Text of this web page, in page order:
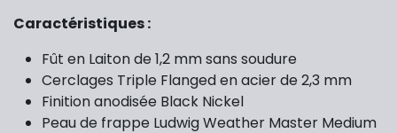
Caractéristiques :
Fût en Laiton de 1,2 mm sans soudure
Cerclages Triple Flanged en acier de 2,3 mm
Finition anodisée Black Nickel
Peau de frappe Ludwig Weather Master Medium